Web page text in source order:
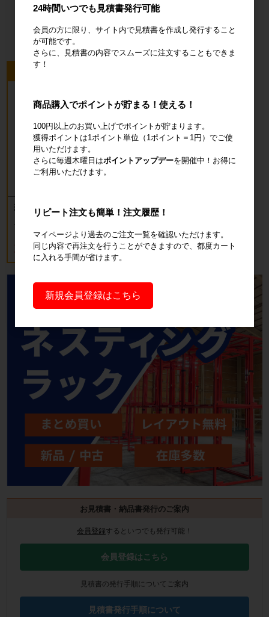
品・衛生用品
今回のピックアップ商品
新品 カゴ台車 ロールボックスパレッ
ト(樹脂底板) W850×D650×H1700mm
ブルー
18,700円税込20,570円
お見積書・納品書発行のご案内
会員登録するといつでも発行可能！
会員登録はこちら
見積書の発行手順についてご案内
見積書発行手順について
24時間いつでも見積書発行可能
会員の方に限り、サイト内で見積書を作成し発行すること
が可能です。
さらに、見積書の内容でスムーズに注文することもできま
す！
商品購入でポイントが貯まる！使える！
100円以上のお買い上げでポイントが貯まります。
獲得ポイントは1ポイント単位（1ポイント＝1円）でご使
用いただけます。
さらに毎週木曜日はポイントアップデーを開催中！お得に
ご利用いただけます。
リピート注文も簡単！注文履歴！
マイページより過去のご注文一覧を確認いただけます。
同じ内容で再注文を行うことができますので、都度カート
に入れる手間が省けます。
新規会員登録はこちら